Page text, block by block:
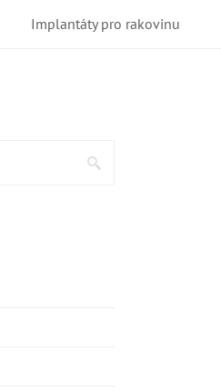
Implantáty pro rakovinu